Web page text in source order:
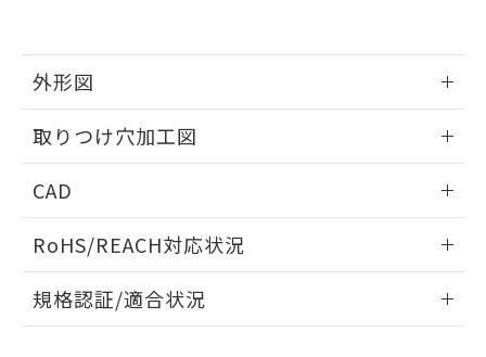
外形図
取りつけ穴加工図
CAD
ドすることができます。
ログイン/会員登録
RoHS/REACH対応状況
EU RoHS 注意事項・凡例
規格認証/適合状況
荷製品に未対応品が混在することから備考
欄に対応日を記載しておりました。
既に当社にて対応品への在庫切替を完了
していることから、特段のことがない限
り、2022年1月12日より割愛しておりま